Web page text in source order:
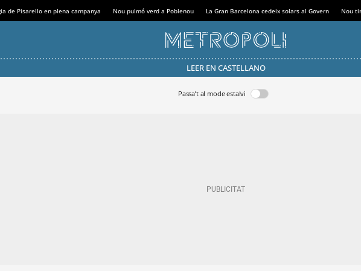
de Pisarello en plena campanya Nou pulmó verd a Poblenou La Gran Barcelona cedeix solars al Govern Nou
LEER EN CASTELLANO
Passa’t al mode estalvi